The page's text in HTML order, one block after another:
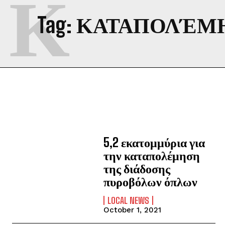
Tag:
Κ
5,2 εκατομμύρια για
την καταπολέμηση
της διάδοσης
πυροβόλων όπλων
LOCAL NEWS
October 1, 2021